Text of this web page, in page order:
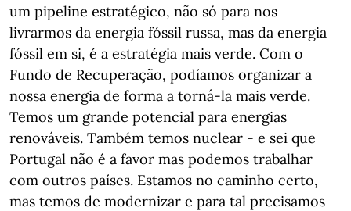
um pipeline estratégico, não só para nos
livrarmos da energia fóssil russa, mas da energia
fóssil em si, é a estratégia mais verde. Com o
Fundo de Recuperação, podíamos organizar a
nossa energia de forma a torná-la mais verde.
Temos um grande potencial para energias
renováveis. Também temos nuclear - e sei que
Portugal não é a favor mas podemos trabalhar
com outros países. Estamos no caminho certo,
mas temos de modernizar e para tal precisamos